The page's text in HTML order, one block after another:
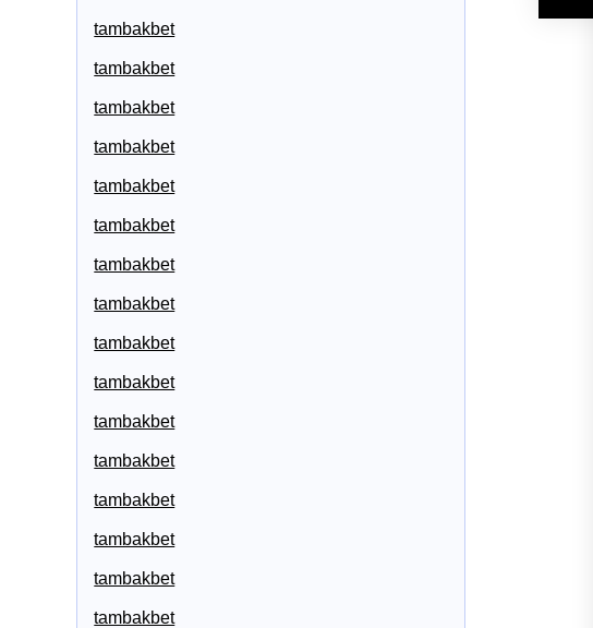
tambakbet
tambakbet
tambakbet
tambakbet
tambakbet
tambakbet
tambakbet
tambakbet
tambakbet
tambakbet
tambakbet
tambakbet
tambakbet
tambakbet
tambakbet
tambakbet